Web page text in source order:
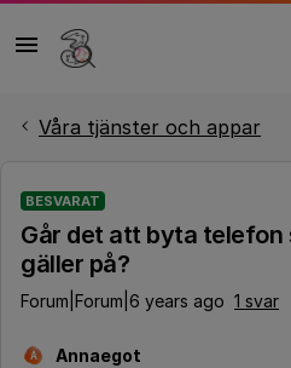
Våra tjänster och appar
BESVARAT
Går det att byta
gäller på?
Forum|Forum|6 years ago 1 svar
A Annaegot